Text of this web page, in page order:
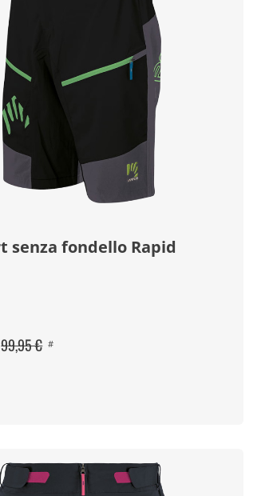
Bikeshort senza fondello Rapid
99,95 € #